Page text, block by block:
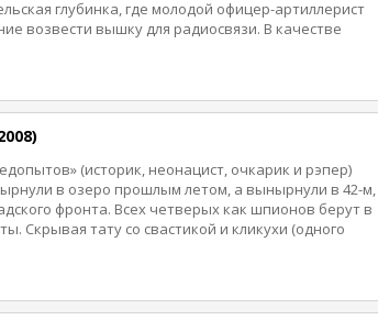
глубинка, где молодой офицер-артиллерист
возвести вышку для радиосвязи. В качестве
положение заставляет местных
к ним искренней симпатией. Выход фильма
скандалом: ввиду наличия противоречивых
участники съемочного процесса объявили
Артёма Антонова в намеренном
(историк, неонацист, очкарик и рэпер)
в озеро прошлым летом, а вынырнули в 42-м,
фронта. Всех четверых как шпионов берут в
Скрывая тату со свастикой и кликухи (одного
влюбляются в красотку-медсестру,
в бой. Короче, становятся настоящими мужиками.